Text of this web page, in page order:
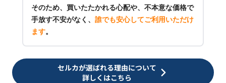
そのため、買いたたかれる心配や、不本意な価格で
手放す不安がなく、 誰でも安心してご利用いただけ
ます。
セルカが選ばれる理由について
詳しくはこちら